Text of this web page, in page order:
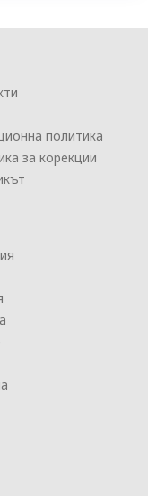
политика
за корекции